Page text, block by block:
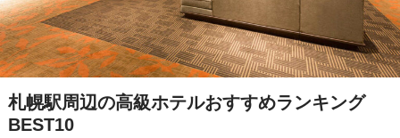
札幌駅周辺の高級ホテルおすすめランキング
BEST10